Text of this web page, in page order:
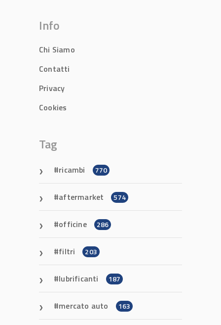
Info
Chi Siamo
Contatti
Privacy
Cookies
Tag
ricambi 770
aftermarket 574
officine 286
filtri 203
lubrificanti 187
mercato auto 163